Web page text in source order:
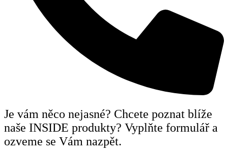
Je vám něco nejasné? Chcete poznat blíže
naše INSIDE produkty? Vyplňte formulář a
ozveme se Vám nazpět.